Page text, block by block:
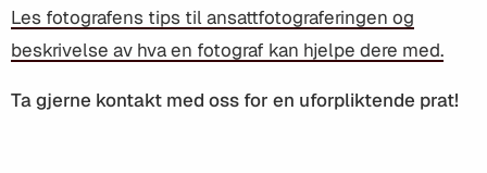
Les fotografens tips til ansattfotograferingen og
beskrivelse av hva en fotograf kan hjelpe dere med.
Ta gjerne kontakt med oss for en uforpliktende prat!